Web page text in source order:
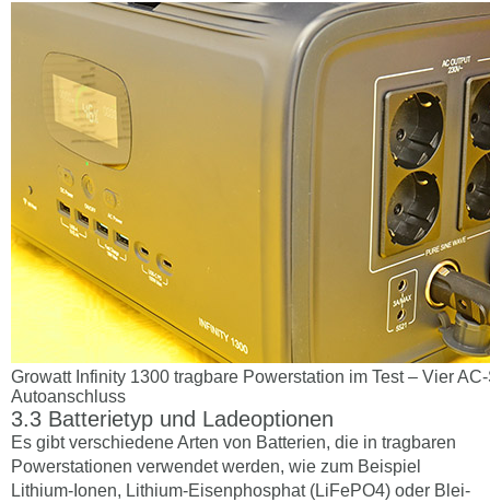
Growatt Infinity 1300 tragbare Powerstation im Test – Vier
Autoanschluss
Batterietyp und Ladeoptionen
Es gibt verschiedene Arten von Batterien, die in tragbaren
Powerstationen verwendet werden, wie zum Beispiel
Lithium-Ionen, Lithium-Eisenphosphat (LiFePO4) oder Blei-